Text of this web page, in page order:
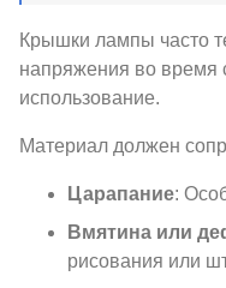
Крышки лампы часто
напряжения во время
использование.
Материал должен
Царапание:
Вмятина или
рисования или